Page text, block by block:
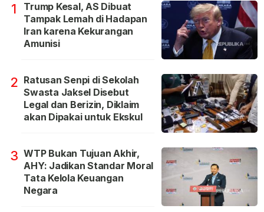
1
Trump Kesal, AS Dibuat
Tampak Lemah di Hadapan
Iran karena Kekurangan
Amunisi
2 Ratusan Senpi di Sekolah
Swasta Jaksel Disebut
Legal dan Berizin, Diklaim
akan Dipakai untuk Ekskul
3 WTP Bukan Tujuan Akhir,
AHY: Jadikan Standar Moral
Tata Kelola Keuangan
Negara